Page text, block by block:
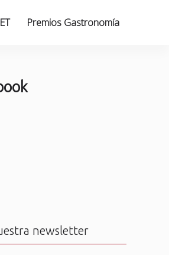
Premios Gastronomía
newsletter